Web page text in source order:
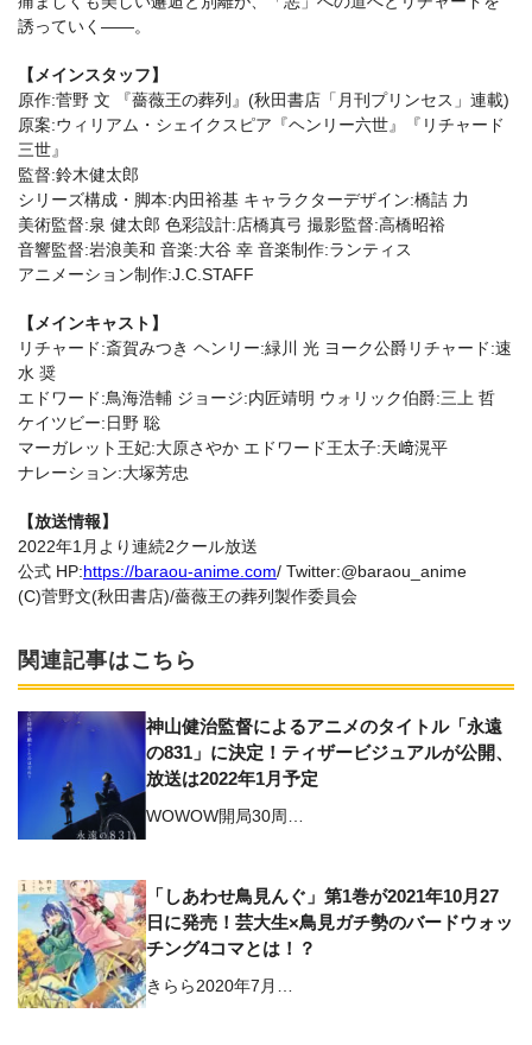
誘っていく――。
【メインスタッフ】
原作:菅野 文 『薔薇王の葬列』(秋田書店「月刊プリンセス」連載)
原案:ウィリアム・シェイクスピア『ヘンリー六世』『リチャード
三世』
監督:鈴木健太郎
シリーズ構成・脚本:内田裕基 キャラクターデザイン:橋詰 力
美術監督:泉 健太郎 色彩設計:店橋真弓 撮影監督:高橋昭裕
音響監督:岩浪美和 音楽:大谷 幸 音楽制作:ランティス
アニメーション制作:J.C.STAFF
【メインキャスト】
リチャード:斎賀みつき ヘンリー:緑川 光 ヨーク公爵リチャード:速
水 奨
エドワード:鳥海浩輔 ジョージ:内匠靖明 ウォリック伯爵:三上 哲
ケイツビー:日野 聡
マーガレット王妃:大原さやか エドワード王太子:天﨑滉平
ナレーション:大塚芳忠
【放送情報】
2022年1月より連続2クール放送
公式 HP:https://baraou-anime.com/ Twitter:@baraou_anime
(C)菅野文(秋田書店)/薔薇王の葬列製作委員会
関連記事はこちら
神山健治監督によるアニメのタイトル「永遠
の831」に決定！ティザービジュアルが公開、
放送は2022年1月予定
WOWOW開局30周…
「しあわせ鳥見んぐ」第1巻が2021年10月27
日に発売！芸大生×鳥見ガチ勢のバードウォッ
チング4コマとは！？
きらら2020年7月…